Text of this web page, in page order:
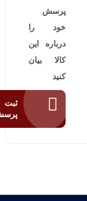
پرسش
خود را
درباره این
کالا بیان
کنید
ثبت